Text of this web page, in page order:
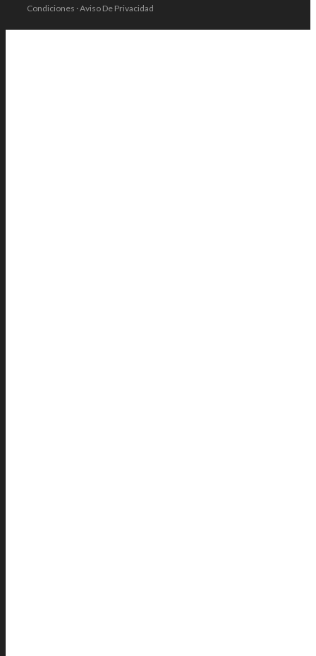
Condiciones · Aviso De Privacidad